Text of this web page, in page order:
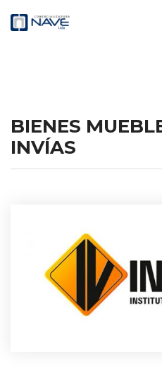
BIENES
INVÍAS